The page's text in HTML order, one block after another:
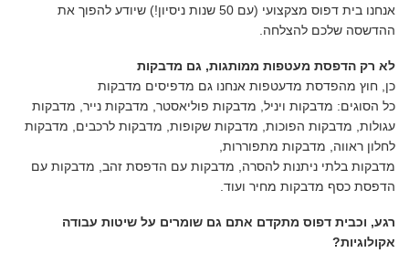
אנחנו בית דפוס מצקצועי (עם 50 שנות ניסיון!) שיודע להפוך את
ההדשסה שלכם להצלחה.
לא רק הדפסת מעטפות ממותגות, גם מדבקות
כן, חוץ מהפדסת מדעטפות אנחנו גם מדפיסים מדבקות
כל הסוגים: מדבקות ויניל, מדבקות פוליאסטר, מדבקות נייר, מדבקות
עגולות, מדבקות הפוכות, מדבקות שקופות, מדבקות לרכבים, מדבקות
לחלון ראווה, מדבקות מתפוררות,
מדבקות בלתי ניתנות להסרה, מדבקות עם הדפסת זהב, מדבקות עם
הדפסת כסף מדבקות מחיר ועוד.
רגע, וכבית דפוס מתקדם אתם גם שומרים על שיטות עבודה
אקולוגיות?